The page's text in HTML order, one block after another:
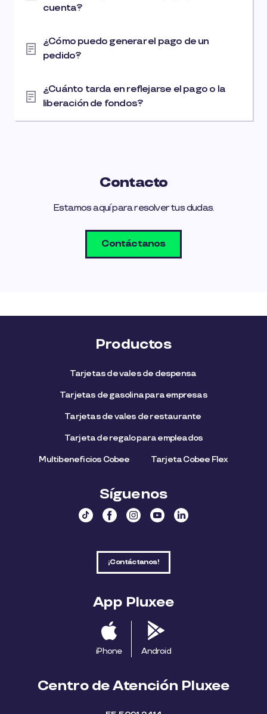
cuenta?
¿Cómo puedo generar el pago de un
pedido?
¿Cuánto tarda en reflejarse el pago o la
liberación de fondos?
Contacto
Estamos aquí para resolver tus dudas.
Contáctanos
Productos
Tarjetas de vales de despensa
Tarjetas de gasolina para empresas
Tarjetas de vales de restaurante
Tarjeta de regalo para empleados​
Multibeneficios Cobee Tarjeta Cobee Flex
Síguenos
¡Contáctanos!
App Pluxee
iPhone Android
Centro de Atención Pluxee